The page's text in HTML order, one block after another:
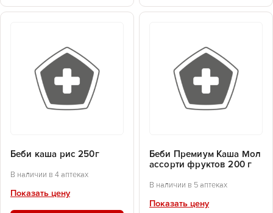
Беби каша рис 250г
В наличии в 4 аптеках
Показать цену
Беби Премиум Каша Мол
ассорти фруктов 200 г
В наличии в 5 аптеках
Показать цену